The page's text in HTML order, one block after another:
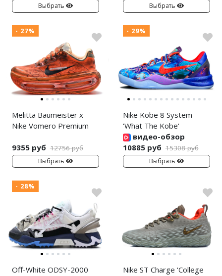
Выбрать Выбрать
- 27%
Melitta Baumeister x
Nike Vomero Premium
9355 руб 12756 руб
Выбрать
- 29%
Nike Kobe 8 System
'What The Kobe'
видео-обзор
10885 руб 15308 руб
Выбрать
- 28%
Off-White ODSY-2000
Nike ST Charge 'College